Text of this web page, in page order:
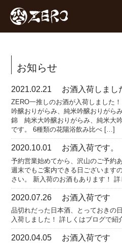
お知らせ
2021.02.21 お酒入荷しまし
ZERO一推しのお酒が入荷しました
吟醸おりがらみ、純米吟醸おりがら
錦 純米大吟醸おりがらみ、純米大
です。 6種類の花陽浴飲み比べ […]
2020.10.01 お酒入荷です。
予約営業始めてから、沢山のご予約
週末でもご案内できる日ございます
さい。 新入荷のお酒もあります！ 詳
2020.07.26 お酒入荷です
品切れだった日本酒、とっておきの
入荷しました！ 詳しくはブログで紹
2020.04.05 お酒入荷です